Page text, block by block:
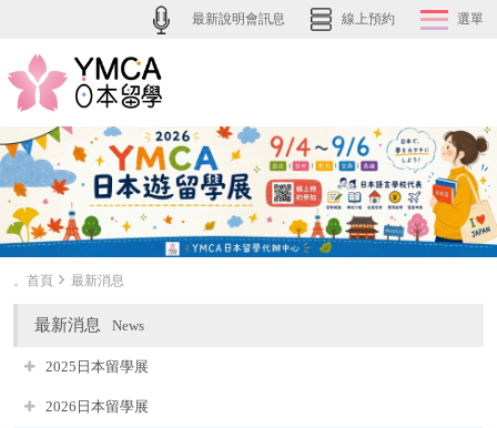
最新說明會訊息 線上預約 選單
。首頁 最新消息
最新消息 News
2025日本留學展
2026日本留學展